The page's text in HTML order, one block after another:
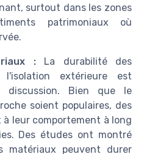
surtout dans les zones
patrimoniaux où
:La durabilité des
extérieure est
Bien que le
soient populaires, des
leur comportement à long
Des études ont montré
matériaux peuvent durer